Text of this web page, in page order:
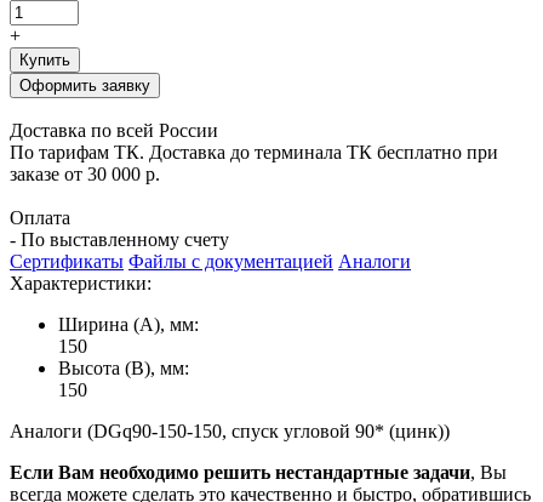
+
Купить
Оформить заявку
Доставка по всей России
По тарифам ТК. Доставка до терминала ТК бесплатно при
заказе от 30 000 р.
Оплата
- По выставленному счету
Сертификаты Файлы с документацией Аналоги
Характеристики:
Ширина (А), мм:
150
Высота (В), мм:
150
Аналоги (DGq90-150-150, спуск угловой 90* (цинк))
Если Вам необходимо решить нестандартные задачи, Вы
всегда можете сделать это качественно и быстро, обратившись